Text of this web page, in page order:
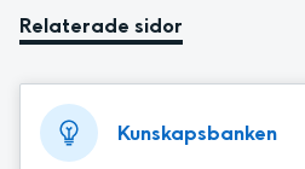
Relaterade sidor
Kunskapsbanken